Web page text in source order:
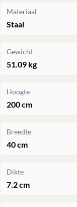
Materiaal
Staal
Gewicht
51.09 kg
Hoogte
200 cm
Breedte
40 cm
Dikte
7.2 cm